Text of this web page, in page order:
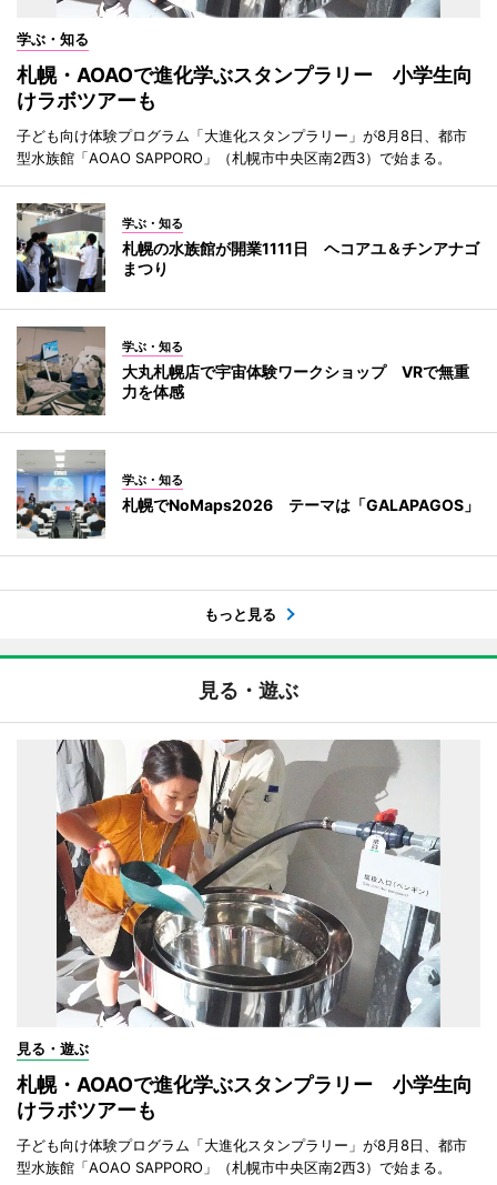
学ぶ・知る
札幌・AOAOで進化学ぶスタンプラリー 小学生向
けラボツアーも
子ども向け体験プログラム「大進化スタンプラリー」が8月8日、都市
型水族館「AOAO SAPPORO」（札幌市中央区南2西3）で始まる。
学ぶ・知る
札幌の水族館が開業1111日 ヘコアユ＆チンアナゴ
まつり
学ぶ・知る
大丸札幌店で宇宙体験ワークショップ VRで無重
力を体感
学ぶ・知る
札幌でNoMaps2026 テーマは「GALAPAGOS」
もっと見る
見る・遊ぶ
見る・遊ぶ
札幌・AOAOで進化学ぶスタンプラリー 小学生向
けラボツアーも
子ども向け体験プログラム「大進化スタンプラリー」が8月8日、都市
型水族館「AOAO SAPPORO」（札幌市中央区南2西3）で始まる。